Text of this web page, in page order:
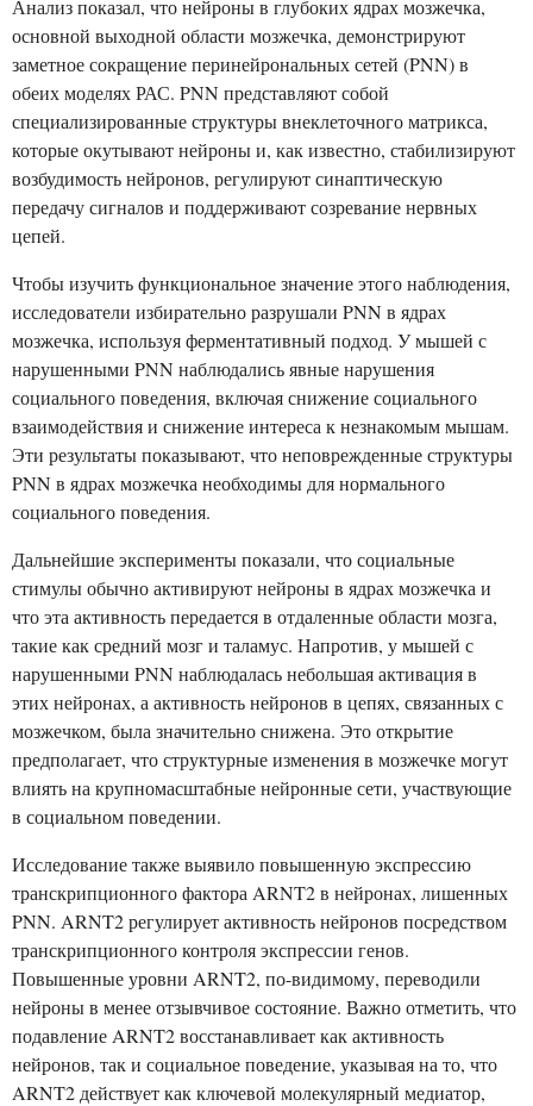
Анализ показал, что нейроны в глубоких ядрах мозжечка,
основной выходной области мозжечка, демонстрируют
заметное сокращение перинейрональных сетей (PNN) в
обеих моделях РАС. PNN представляют собой
специализированные структуры внеклеточного матрикса,
которые окутывают нейроны и, как известно, стабилизируют
возбудимость нейронов, регулируют синаптическую
передачу сигналов и поддерживают созревание нервных
цепей.
Чтобы изучить функциональное значение этого наблюдения,
исследователи избирательно разрушали PNN в ядрах
мозжечка, используя ферментативный подход. У мышей с
нарушенными PNN наблюдались явные нарушения
социального поведения, включая снижение социального
взаимодействия и снижение интереса к незнакомым мышам.
Эти результаты показывают, что неповрежденные структуры
PNN в ядрах мозжечка необходимы для нормального
социального поведения.
Дальнейшие эксперименты показали, что социальные
стимулы обычно активируют нейроны в ядрах мозжечка и
что эта активность передается в отдаленные области мозга,
такие как средний мозг и таламус. Напротив, у мышей с
нарушенными PNN наблюдалась небольшая активация в
этих нейронах, а активность нейронов в цепях, связанных с
мозжечком, была значительно снижена. Это открытие
предполагает, что структурные изменения в мозжечке могут
влиять на крупномасштабные нейронные сети, участвующие
в социальном поведении.
Исследование также выявило повышенную экспрессию
транскрипционного фактора ARNT2 в нейронах, лишенных
PNN. ARNT2 регулирует активность нейронов посредством
транскрипционного контроля экспрессии генов.
Повышенные уровни ARNT2, по-видимому, переводили
нейроны в менее отзывчивое состояние. Важно отметить, что
подавление ARNT2 восстанавливает как активность
нейронов, так и социальное поведение, указывая на то, что
ARNT2 действует как ключевой молекулярный медиатор,